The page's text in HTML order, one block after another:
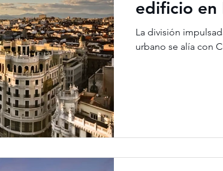
edificio en
La división
urbano se alía con